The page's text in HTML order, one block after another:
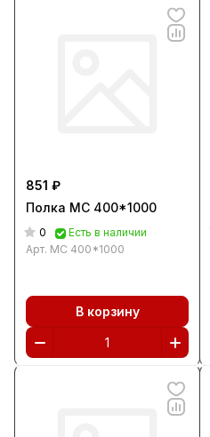
851 ₽
Полка МС 400*1000
0
Есть в наличии
Арт. МС 400*1000
В корзину